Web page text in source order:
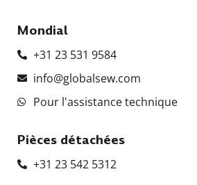
Mondial
+31 23 531 9584
info@globalsew.com
Pour l'assistance technique
Pièces détachées
+31 23 542 5312